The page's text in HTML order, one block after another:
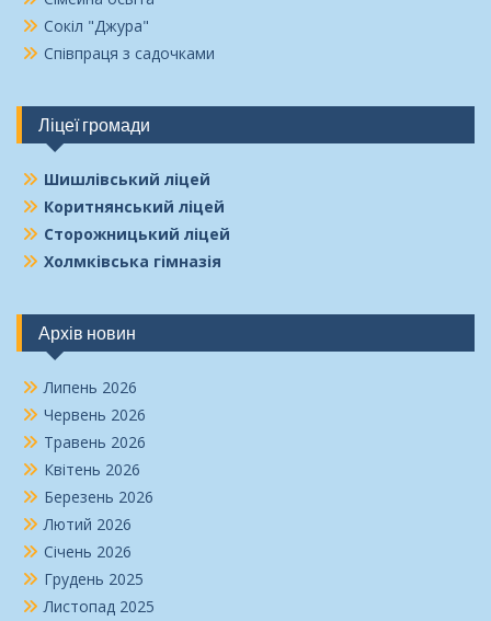
Сокіл "Джура"
Співпраця з садочками
Ліцеї громади
Шишлівський ліцей
Коритнянський ліцей
Сторожницький ліцей
Холмківська гімназія
Архів новин
Липень 2026
Червень 2026
Травень 2026
Квітень 2026
Березень 2026
Лютий 2026
Січень 2026
Грудень 2025
Листопад 2025